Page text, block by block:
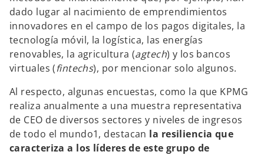
dado lugar al nacimiento de emprendimientos
innovadores en el campo de los pagos digitales, la
tecnología móvil, la logística, las energías
renovables, la agricultura (agtech) y los bancos
virtuales (fintechs), por mencionar solo algunos.
Al respecto, algunas encuestas, como la que KPMG
realiza anualmente a una muestra representativa
de CEO de diversos sectores y niveles de ingresos
de todo el mundo1, destacan la resiliencia que
caracteriza a los líderes de este grupo de